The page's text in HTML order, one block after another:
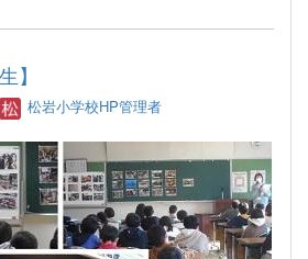
】
松岩小学校HP管理者